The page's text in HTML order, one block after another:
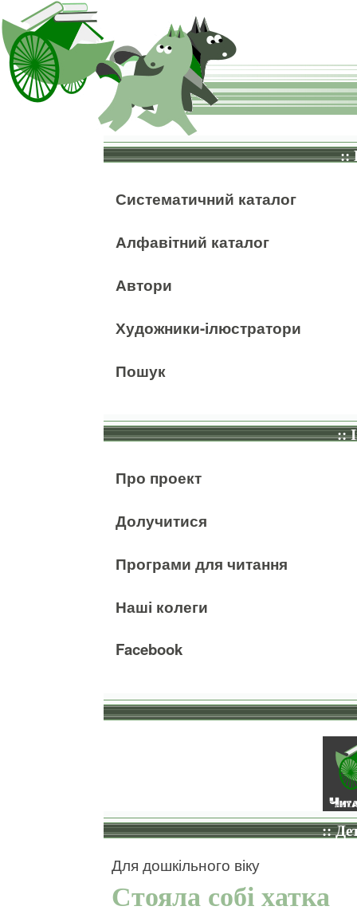
::
Систематичний каталог
Алфавітний каталог
Автори
Художники-ілюстратори
Пошук
::
Про проект
Долучитися
Програми для читання
Наші колеги
Facebook
::
Для дошкільного віку
Стояла собі хатка